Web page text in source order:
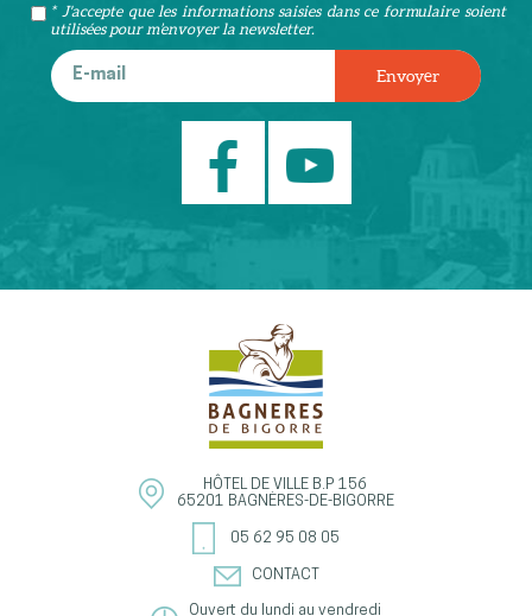
* J'accepte que les informations saisies dans ce formulaire soient
utilisées pour m’envoyer la newsletter.
HÔTEL DE VILLE B.P 156
65201 BAGNÈRES-DE-BIGORRE
05 62 95 08 05
CONTACT
Ouvert du lundi au vendredi